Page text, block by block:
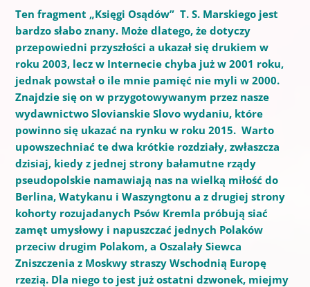
Ten fragment „Księgi Osądów” T. S. Marskiego jest
bardzo słabo znany. Może dlatego, że dotyczy
przepowiedni przyszłości a ukazał się drukiem w
roku 2003, lecz w Internecie chyba już w 2001 roku,
jednak powstał o ile mnie pamięć nie myli w 2000.
Znajdzie się on w przygotowywanym przez nasze
wydawnictwo Slovianskie Slovo wydaniu, które
powinno się ukazać na rynku w roku 2015. Warto
upowszechniać te dwa krótkie rozdziały, zwłaszcza
dzisiaj, kiedy z jednej strony bałamutne rządy
pseudopolskie namawiają nas na wielką miłość do
Berlina, Watykanu i Waszyngtonu a z drugiej strony
kohorty rozujadanych Psów Kremla próbują siać
zamęt umysłowy i napuszczać jednych Polaków
przeciw drugim Polakom, a Oszalały Siewca
Zniszczenia z Moskwy straszy Wschodnią Europę
rzezią. Dla niego to jest już ostatni dzwonek, miejmy